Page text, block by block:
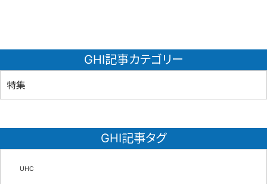
GHI記事カテゴリー
特集
GHI記事タグ
UHC